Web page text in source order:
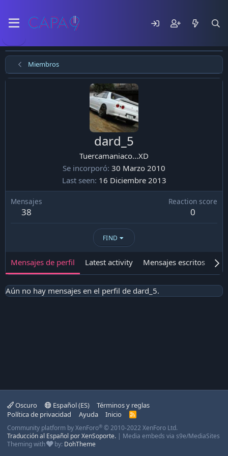
Miembros
dard_5
Tuercamaniaco...XD
Se incorporó 30 Marzo 2010
Last seen 16 Diciembre 2013
Mensajes
38
Reaction score
0
FIND
Mensajes de perfil Latest activity Mensajes escritos
Aún no hay mensajes en el perfil de dard_5.
Oscuro Español (ES)
Términos y reglas
Política de privacidad
Ayuda Inicio
R
S
Community platform by XenForo® © 2010-2022 XenForo Ltd.
Traducción al Español por XenSoporte. | Media embeds via s9e/MediaSites
Theming with
by: DohTheme